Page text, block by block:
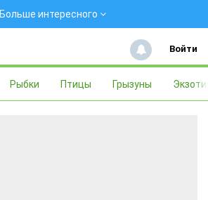
Больше интересного
Войти
Рыбки Птицы Грызуны